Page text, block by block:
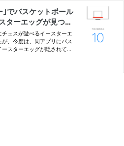
でバスケットボール
ターエッグが見つか
ェスが遊べるイースターエ
、今度は、同アプリにバス
スターエッグが隠されてい